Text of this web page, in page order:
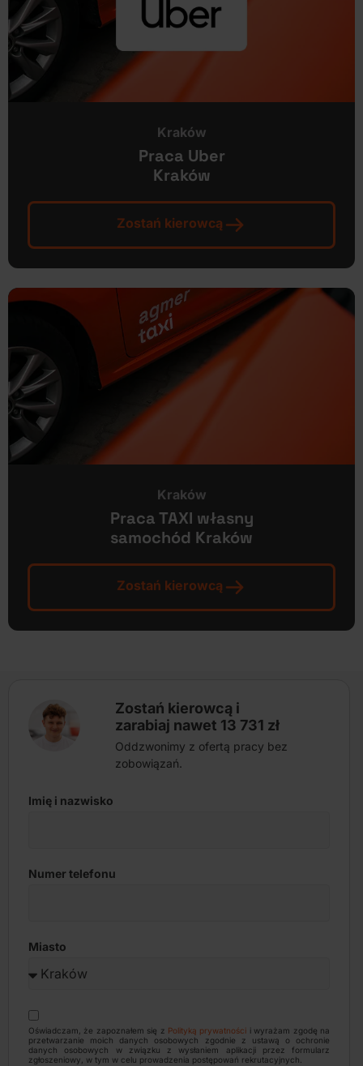
Kraków
Praca Uber
Kraków
Zostań kierowcą
Kraków
Praca TAXI własny
samochód Kraków
Zostań kierowcą
Zostań kierowcą i
zarabiaj nawet 13 731 zł
Oddzwonimy z ofertą pracy bez
zobowiązań.
Imię i nazwisko
Numer telefonu
Miasto
Oświadczam, że zapoznałem się z Polityką prywatności i wyrażam zgodę na
przetwarzanie moich danych osobowych zgodnie z ustawą o ochronie
danych osobowych w związku z wysłaniem aplikacji przez formularz
zgłoszeniowy, w tym w celu prowadzenia postępowań rekrutacyjnych.